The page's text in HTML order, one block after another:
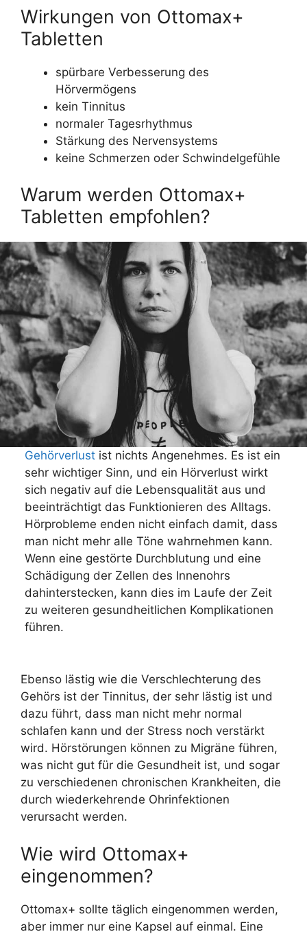
Wirkungen von Ottomax+
Tabletten
spürbare Verbesserung des
Hörvermögens
kein Tinnitus
normaler Tagesrhythmus
Stärkung des Nervensystems
keine Schmerzen oder Schwindelgefühle
Warum werden Ottomax+
Tabletten empfohlen?
Gehörverlustist nichts Angenehmes. Es ist ein
sehr wichtiger Sinn, und ein Hörverlust wirkt
sich negativ auf die Lebensqualität aus und
beeinträchtigt das Funktionieren des Alltags.
Hörprobleme enden nicht einfach damit, dass
man nicht mehr alle Töne wahrnehmen kann.
Wenn eine gestörte Durchblutung und eine
Schädigung der Zellen des Innenohrs
dahinterstecken, kann dies im Laufe der Zeit
zu weiteren gesundheitlichen Komplikationen
führen.
Ebenso lästig wie die Verschlechterung des
Gehörs ist der Tinnitus, der sehr lästig ist und
dazu führt, dass man nicht mehr normal
schlafen kann und der Stress noch verstärkt
wird. Hörstörungen können zu Migräne führen,
was nicht gut für die Gesundheit ist, und sogar
zu verschiedenen chronischen Krankheiten, die
durch wiederkehrende Ohrinfektionen
verursacht werden.
Wie wird Ottomax+
eingenommen?
Ottomax+ sollte täglich eingenommen werden,
aber immer nur eine Kapsel auf einmal. Eine